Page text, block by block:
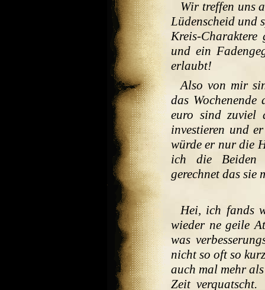
Wir treffen uns
Lüdenscheid und
Kreis-Charaktere
und ein
erlaubt!
Also von mir
das
euro sind zuviel
investieren und
würde er nur die
ich die Beiden
gerechnet das sie
Hei, ich fands
wieder ne geile
was
nicht so oft so
auch mal mehr
Zeit verquatscht.